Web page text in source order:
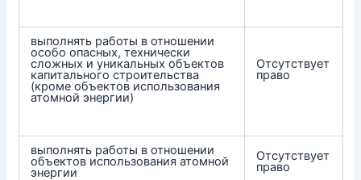
выполнять работы в отношении
особо опасных, технически
сложных и уникальных объектов
капитального строительства
(кроме объектов использования
атомной энергии)
Отсутствует
право
выполнять работы в отношении
объектов использования атомной
энергии
Отсутствует
право